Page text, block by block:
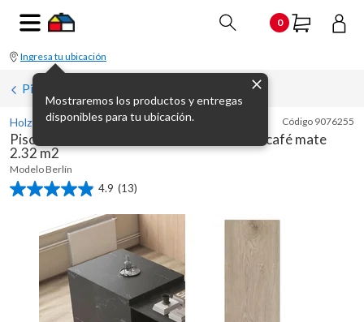
0
Ingresa tu ubicación
Mostraremos los productos y entregas
disponibles para tu ubicación.
Pisos vinílicos
Holztek Código 9076255
Piso vinílico símil madera SPC 5 mm Berlín café mate
2.32 m2
ModeloBerlín
4.9 (13)
4.9
estrellas.